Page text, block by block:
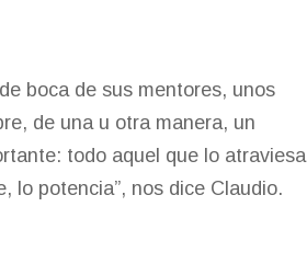
boca de sus mentores, unos
de una u otra manera, un
todo aquel que lo atraviesa
lo potencia”, nos dice Claudio.